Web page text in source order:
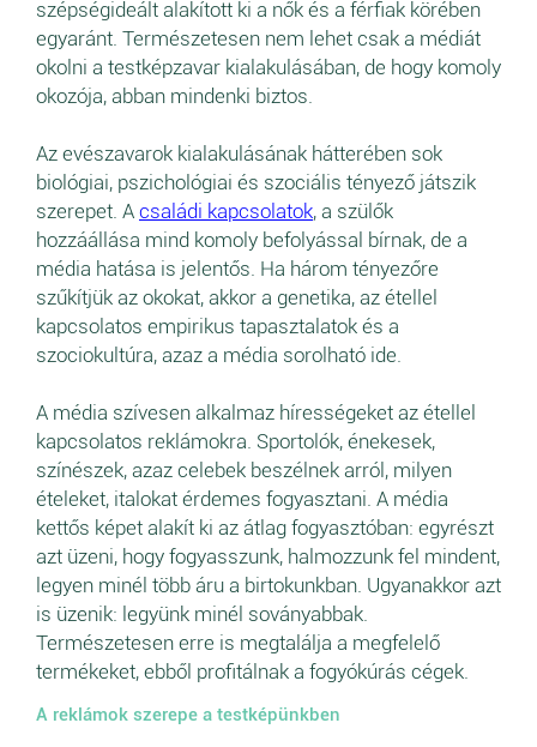
szépségideált alakított ki a nők és a férfiak körében
egyaránt. Természetesen nem lehet csak a médiát
okolni a testképzavar kialakulásában, de hogy komoly
okozója, abban mindenki biztos.
Az evészavarok kialakulásának hátterében sok
biológiai, pszichológiai és szociális tényező játszik
szerepet. A családi kapcsolatok, a szülők
hozzáállása mind komoly befolyással bírnak, de a
média hatása is jelentős. Ha három tényezőre
szűkítjük az okokat, akkor a genetika, az étellel
kapcsolatos empirikus tapasztalatok és a
szociokultúra, azaz a média sorolható ide.
A média szívesen alkalmaz hírességeket az étellel
kapcsolatos reklámokra. Sportolók, énekesek,
színészek, azaz celebek beszélnek arról, milyen
ételeket, italokat érdemes fogyasztani. A média
kettős képet alakít ki az átlag fogyasztóban: egyrészt
azt üzeni, hogy fogyasszunk, halmozzunk fel mindent,
legyen minél több áru a birtokunkban. Ugyanakkor azt
is üzenik: legyünk minél soványabbak.
Természetesen erre is megtalálja a megfelelő
termékeket, ebből profitálnak a fogyókúrás cégek.
A reklámok szerepe a testképünkben